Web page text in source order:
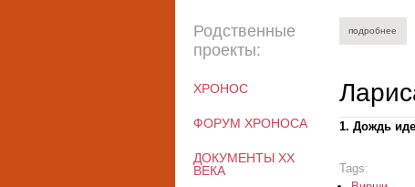
подробнее
1. Дождь
Tags:
Родственные
проекты:
ХРОНОС
ФОРУМ ХРОНОСА
ДОКУМЕНТЫ XX
ВЕКА